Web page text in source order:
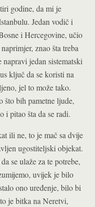
godine, da mi je
Jedan vodič i
i Hercegovine, učio
znao šta treba
jedan sistematski
ključ da se koristi na
jel to može tako.
što bih pametne ljude,
i pitao šta da se radi.
ili ne, to je mač sa dvije
ugostiteljski objekat.
se ulaže za te potrebe,
uvijek je bilo
ono uređenje, bilo bi
je bitka na Neretvi,